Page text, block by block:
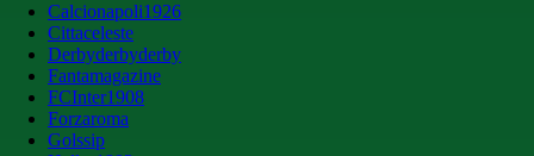
Calcionapoli1926
Cittaceleste
Derbyderbyderby
Fantamagazine
FCInter1908
Forzaroma
Golssip